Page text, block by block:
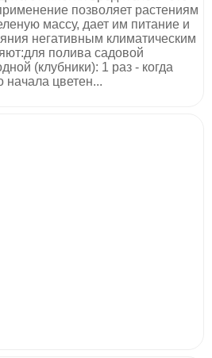
позволяет растениям
массу, дает им питание и
негативным климатическим
полива садовой
(клубники): 1 раз - когда
начала цветен...